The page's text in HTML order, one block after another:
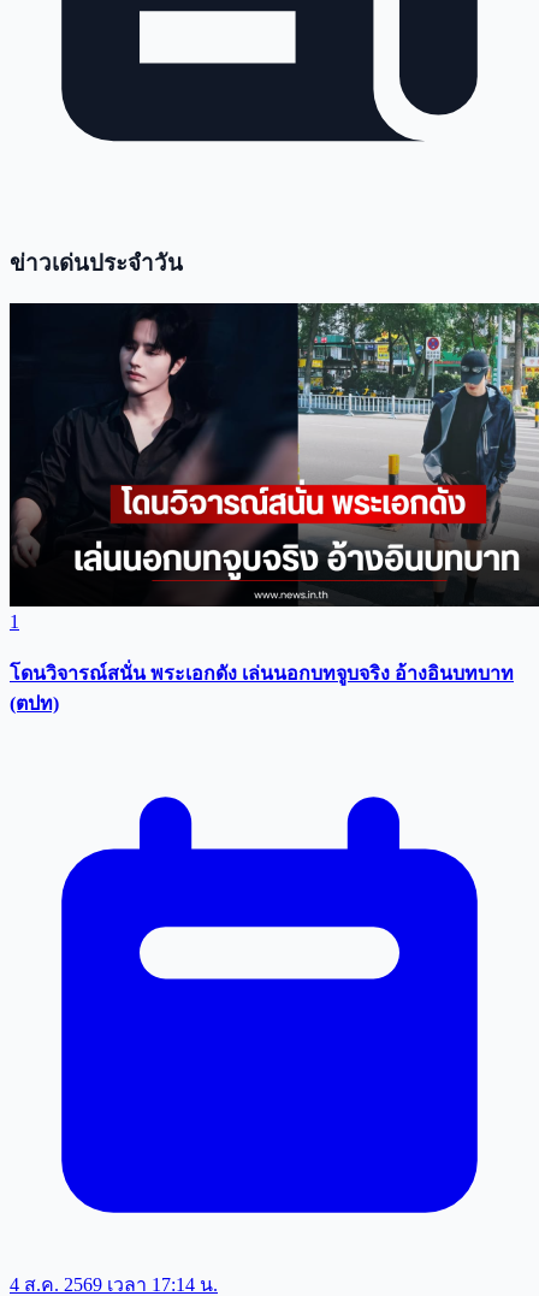
ข่าวเด่นประจำวัน
1
โดนวิจารณ์สนั่น พระเอกดัง เล่นนอกบทจูบจริง อ้างอินบทบาท
(ตปท)
4 ส.ค. 2569 เวลา 17:14 น.